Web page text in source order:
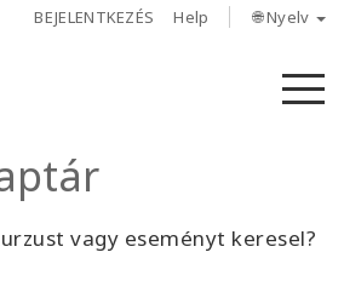
BEJELENTKEZÉS Help 🌐 Nyelv
vagy eseményt keresel?